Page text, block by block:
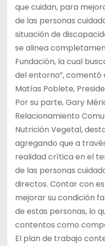
que cuidan, para
de las personas
situación de
se alinea
Fundación, la cual
del entorno”,
Matías Poblete,
Por su parte, Gary
Relacionamiento
Nutrición Vegetal,
agregando que a
realidad crítica en el
de las personas
directos. Contar con
mejorar su condición
de estas personas, lo
contentos como
El plan de trabajo